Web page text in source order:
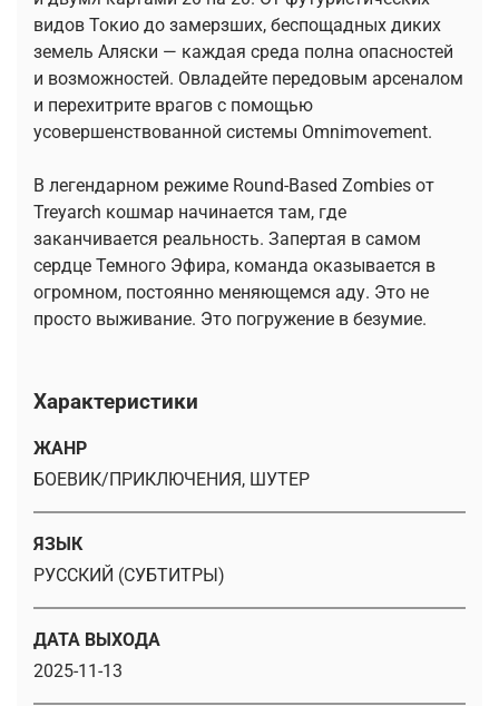
видов Токио до замерзших, беспощадных диких
земель Аляски — каждая среда полна опасностей
и возможностей. Овладейте передовым арсеналом
и перехитрите врагов с помощью
усовершенствованной системы Omnimovement.
В легендарном режиме Round-Based Zombies от
Treyarch кошмар начинается там, где
заканчивается реальность. Запертая в самом
сердце Темного Эфира, команда оказывается в
огромном, постоянно меняющемся аду. Это не
просто выживание. Это погружение в безумие.
Характеристики
ЖАНР
БОЕВИК/ПРИКЛЮЧЕНИЯ, ШУТЕР
ЯЗЫК
РУССКИЙ (СУБТИТРЫ)
ДАТА ВЫХОДА
2025-11-13